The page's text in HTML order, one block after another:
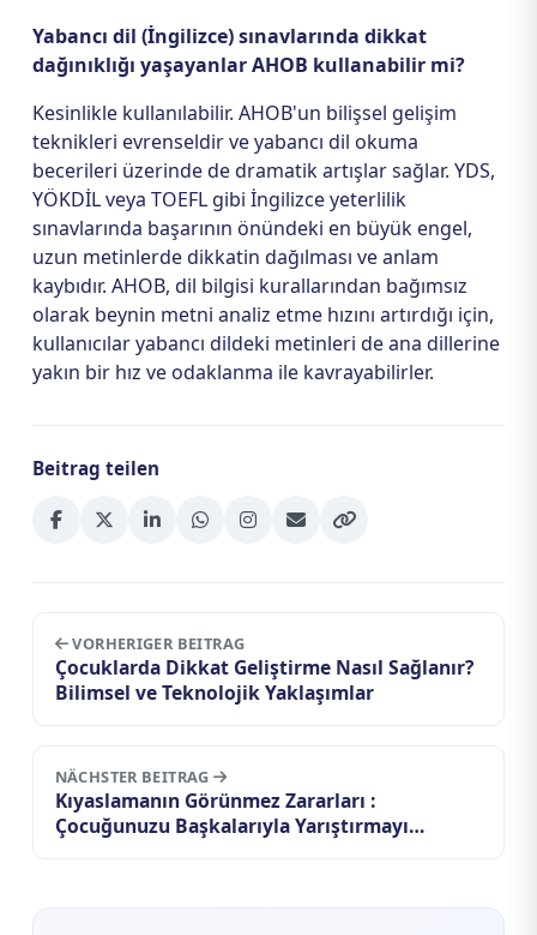
Yabancı dil (İngilizce) sınavlarında dikkat
dağınıklığı yaşayanlar AHOB kullanabilir mi?
Kesinlikle kullanılabilir. AHOB'un bilişsel gelişim
teknikleri evrenseldir ve yabancı dil okuma
becerileri üzerinde de dramatik artışlar sağlar. YDS,
YÖKDİL veya TOEFL gibi İngilizce yeterlilik
sınavlarında başarının önündeki en büyük engel,
uzun metinlerde dikkatin dağılması ve anlam
kaybıdır. AHOB, dil bilgisi kurallarından bağımsız
olarak beynin metni analiz etme hızını artırdığı için,
kullanıcılar yabancı dildeki metinleri de ana dillerine
yakın bir hız ve odaklanma ile kavrayabilirler.
Beitrag teilen
VORHERIGER BEITRAG
Çocuklarda Dikkat Geliştirme Nasıl Sağlanır?
Bilimsel ve Teknolojik Yaklaşımlar
NÄCHSTER BEITRAG
Kıyaslamanın Görünmez Zararları :
Çocuğunuzu Başkalarıyla Yarıştırmayı